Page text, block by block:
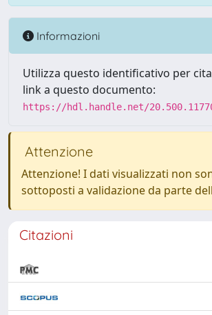
Informazioni
Utilizza questo identificativo per
link a questo documento:
https://hdl.handle.net/
Attenzione
Attenzione! I dati visualizzati non
sottoposti a validazione da parte
Citazioni